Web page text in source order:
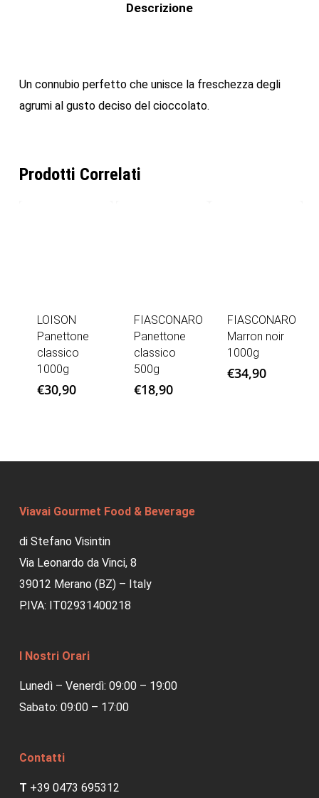
Descrizione
Un connubio perfetto che unisce la freschezza degli
agrumi al gusto deciso del cioccolato.
Prodotti Correlati
LOISON
Panettone
classico
1000g
€30,90
FIASCONARO
Panettone
classico
500g
€18,90
FIASCONARO
Marron noir
1000g
€34,90
Viavai Gourmet Food & Beverage
di Stefano Visintin
Via Leonardo da Vinci, 8
39012 Merano (BZ) – Italy
P.IVA: IT02931400218
I Nostri Orari
Lunedì – Venerdì: 09:00 – 19:00
Sabato: 09:00 – 17:00
Contatti
T +39 0473 695312